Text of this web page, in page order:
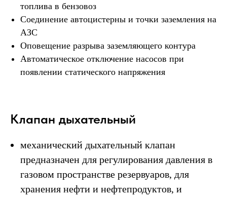
топлива в бензовоз
Соединение автоцистерны и точки заземления на
АЗС
Оповещение разрыва заземляющего контура
Автоматическое отключение насосов при
появлении статического напряжения
Клапан дыхательный
механический дыхательный клапан
предназначен для регулирования давления в
газовом пространстве резервуаров, для
хранения нефти и нефтепродуктов, и